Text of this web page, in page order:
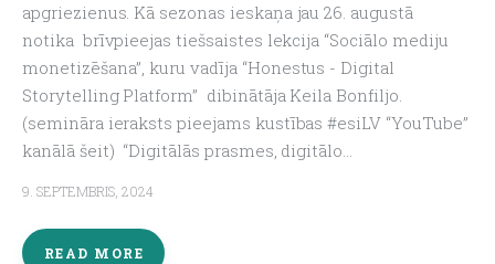
apgriezienus. Kā sezonas ieskaņa jau 26. augustā
notika brīvpieejas tiešsaistes lekcija “Sociālo mediju
monetizēšana”, kuru vadīja “Honestus - Digital
Storytelling Platform” dibinātāja Keila Bonfiljo.
(semināra ieraksts pieejams kustības #esiLV “YouTube”
kanālā šeit) “Digitālās prasmes, digitālo…
9. SEPTEMBRIS, 2024
READ MORE